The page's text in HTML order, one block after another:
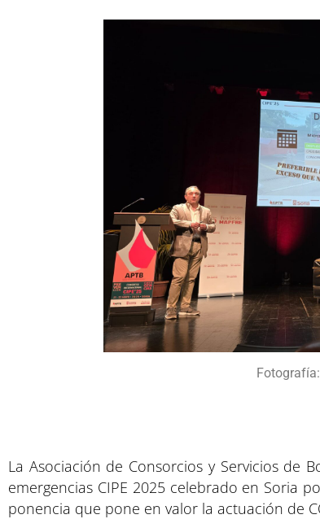
La Asociación de Consorcios y Servicios de
emergencias CIPE 2025 celebrado en Soria
ponencia que pone en valor la actuación de